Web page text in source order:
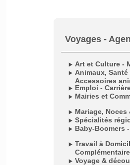
Voyages -
Art et Culture -
Animaux, Santé
Accessoires
Emploi -
Mairies et
Mariage, Noces
Spécialités
Baby-Boomers
Travail à
Complémentaire
Voyage &